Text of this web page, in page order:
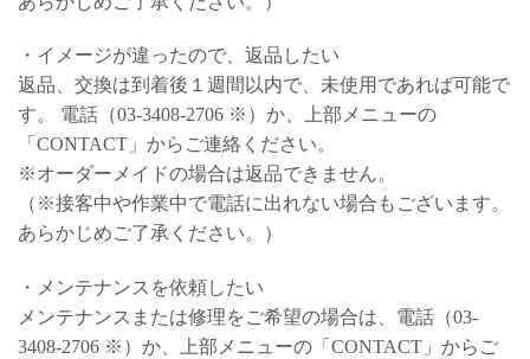
・イメージが違ったので、返品したい
返品、交換は到着後１週間以内で、未使用であれば可能で
す。 電話（03-3408-2706 ※）か、上部メニューの
「CONTACT」からご連絡ください。
※オーダーメイドの場合は返品できません。
（※接客中や作業中で電話に出れない場合もございます。
あらかじめご了承ください。）
・メンテナンスを依頼したい
メンテナンスまたは修理をご希望の場合は、電話（03-
3408-2706 ※）か、上部メニューの「CONTACT」からご